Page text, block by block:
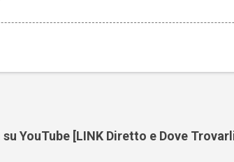
YouTube [LINK Diretto e Dove